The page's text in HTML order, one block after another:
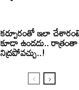
కర్పూరంతో ఇలా
కూడా ఉండదు..
నిద్రపోవచ్చు..!